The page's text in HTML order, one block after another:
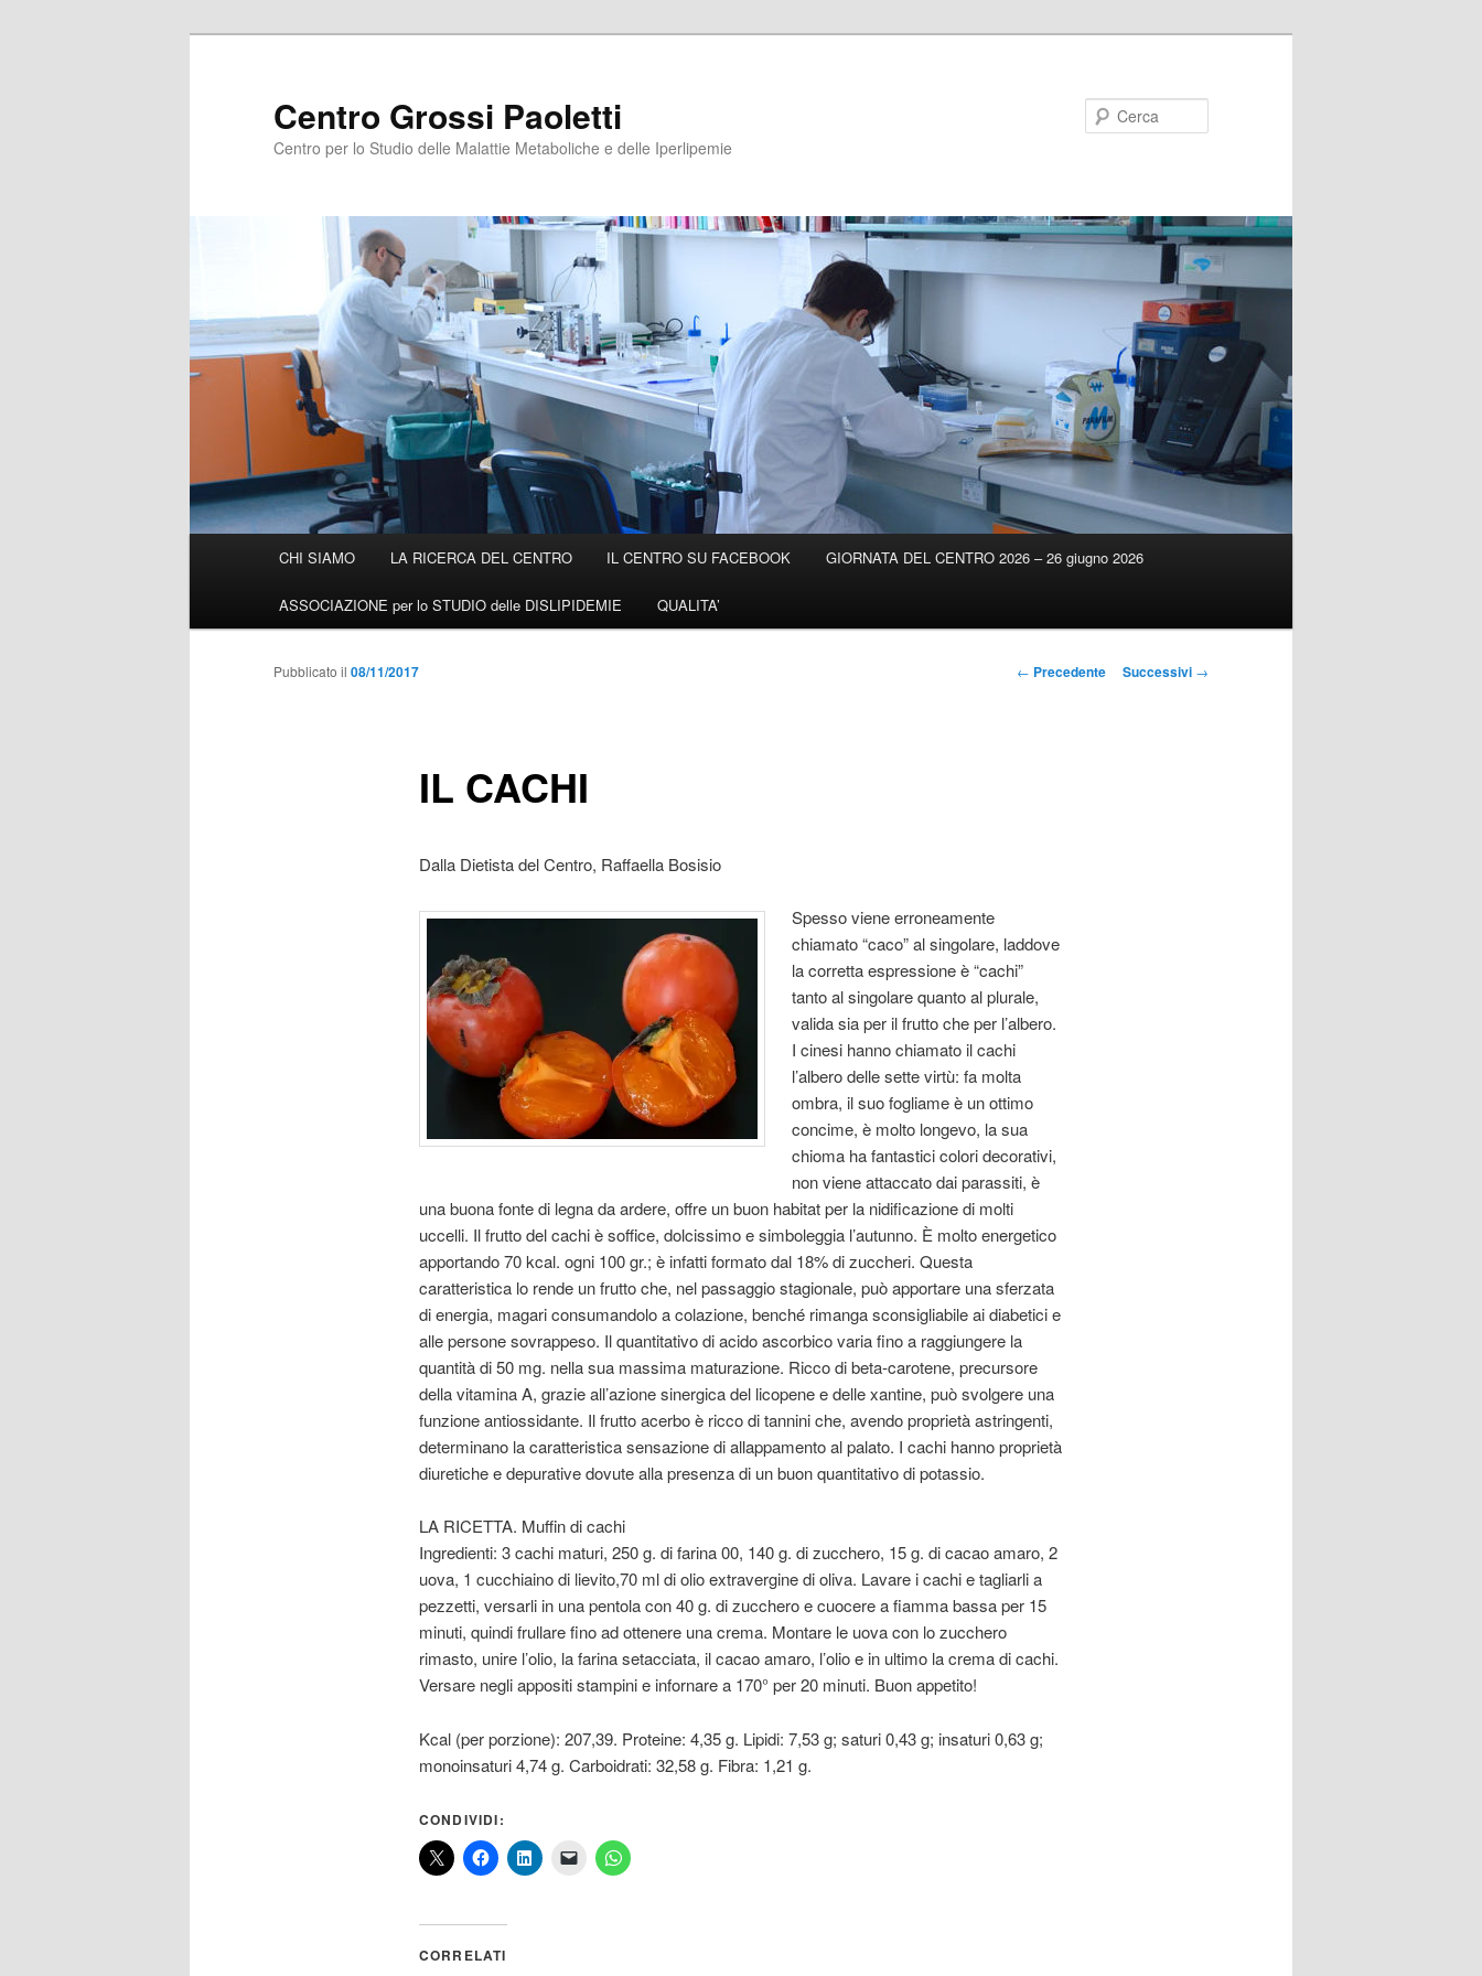
Centro Grossi Paoletti
Centro per lo Studio delle Malattie Metaboliche e delle Iperlipemie
Vai
al
contenuto
CHI SIAMO LA RICERCA DEL CENTRO IL CENTRO SU FACEBOOK GIORNATA DEL CENTRO 2026 – 26 giugno 2026
ASSOCIAZIONE per lo STUDIO delle DISLIPIDEMIE QUALITA’
Navigazione
← Precedente Successivi →
IL CACHI
Pubblicato il 08/11/2017
Dalla Dietista del Centro, Raffaella Bosisio
Spesso viene erroneamente
chiamato “caco” al singolare, laddove
la corretta espressione è “cachi”
tanto al singolare quanto al plurale,
valida sia per il frutto che per l’albero.
I cinesi hanno chiamato il cachi
l’albero delle sette virtù: fa molta
ombra, il suo fogliame è un ottimo
concime, è molto longevo, la sua
chioma ha fantastici colori decorativi,
non viene attaccato dai parassiti, è
una buona fonte di legna da ardere, offre un buon habitat per la nidificazione di molti
uccelli. Il frutto del cachi è soffice, dolcissimo e simboleggia l’autunno. È molto energetico
apportando 70 kcal. ogni 100 gr.; è infatti formato dal 18% di zuccheri. Questa
caratteristica lo rende un frutto che, nel passaggio stagionale, può apportare una sferzata
di energia, magari consumandolo a colazione, benché rimanga sconsigliabile ai diabetici e
alle persone sovrappeso. Il quantitativo di acido ascorbico varia fino a raggiungere la
quantità di 50 mg. nella sua massima maturazione. Ricco di beta-carotene, precursore
della vitamina A, grazie all’azione sinergica del licopene e delle xantine, può svolgere una
funzione antiossidante. Il frutto acerbo è ricco di tannini che, avendo proprietà astringenti,
determinano la caratteristica sensazione di allappamento al palato. I cachi hanno proprietà
diuretiche e depurative dovute alla presenza di un buon quantitativo di potassio.
LA RICETTA. Muffin di cachi
Ingredienti: 3 cachi maturi, 250 g. di farina 00, 140 g. di zucchero, 15 g. di cacao amaro, 2
uova, 1 cucchiaino di lievito,70 ml di olio extravergine di oliva. Lavare i cachi e tagliarli a
pezzetti, versarli in una pentola con 40 g. di zucchero e cuocere a fiamma bassa per 15
minuti, quindi frullare fino ad ottenere una crema. Montare le uova con lo zucchero
rimasto, unire l’olio, la farina setacciata, il cacao amaro, l’olio e in ultimo la crema di cachi.
Versare negli appositi stampini e infornare a 170° per 20 minuti. Buon appetito!
Kcal (per porzione): 207,39. Proteine: 4,35 g. Lipidi: 7,53 g; saturi 0,43 g; insaturi 0,63 g;
monoinsaturi 4,74 g. Carboidrati: 32,58 g. Fibra: 1,21 g.
CONDIVIDI:
CORRELATI